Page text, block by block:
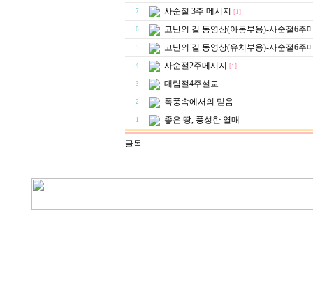
7 사순절 3주 메시지 [1]
6 고난의 길 동영상(아동부용)-사순절6주
5 고난의 길 동영상(유치부용)-사순절6주
4 사순절2주메시지 [1]
3 대림절4주설교
2 폭풍속에서의 믿음
1 좋은 땅, 풍성한 열매